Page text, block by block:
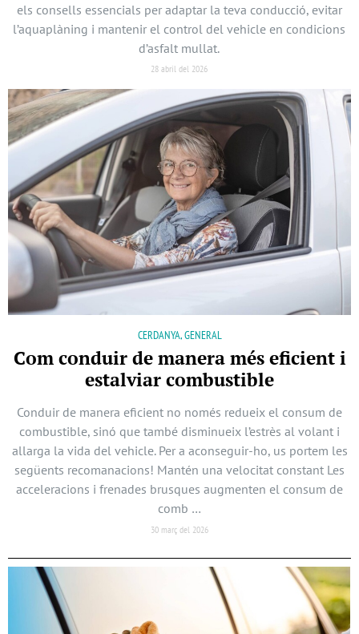
els consells essencials per adaptar la teva conducció, evitar
l’aquaplàning i mantenir el control del vehicle en condicions
d’asfalt mullat.
28 abril del 2026
CERDANYA, GENERAL
Com conduir de manera més eficient i
estalviar combustible
Conduir de manera eficient no només redueix el consum de
combustible, sinó que també disminueix l’estrès al volant i
allarga la vida del vehicle. Per a aconseguir-ho, us portem les
següents recomanacions! Mantén una velocitat constant Les
acceleracions i frenades brusques augmenten el consum de
comb …
30 març del 2026